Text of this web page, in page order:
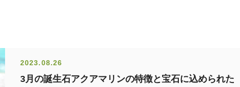
2023.08.26
3月の誕生石アクアマリンの特徴と宝石に込められた